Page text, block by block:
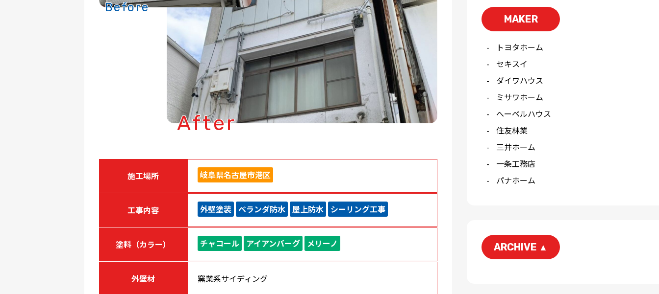
Before
After
施工場所 岐阜県名古屋市港区
工事内容 外壁塗装 ベランダ防水 屋上防水 シーリング工事
塗料（カラー） チャコール アイアンバーグ メリーノ
外壁材 窯業系サイディング
MAKER
トヨタホーム
セキスイ
ダイワハウス
ミサワホーム
へーベルハウス
住友林業
三井ホーム
一条工務店
パナホーム
ARCHIVE ▲